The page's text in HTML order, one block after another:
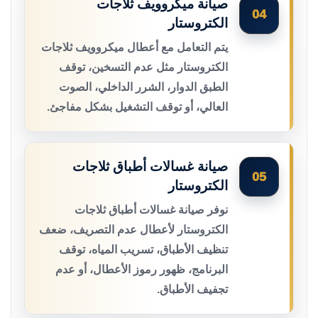
04
صيانة ميكروويف ثلاجات
الكتروستار
يتم التعامل مع أعطال ميكروويف ثلاجات
الكتروستار مثل عدم التسخين، توقف
الطبق الدوار، الشرر الداخلي، الصوت
العالي، أو توقف التشغيل بشكل مفاجئ.
05
صيانة غسالات أطباق ثلاجات
الكتروستار
نوفر صيانة غسالات أطباق ثلاجات
الكتروستار لأعطال عدم التصريف، ضعف
تنظيف الأطباق، تسريب المياه، توقف
البرنامج، ظهور رموز الأعطال، أو عدم
تجفيف الأطباق.